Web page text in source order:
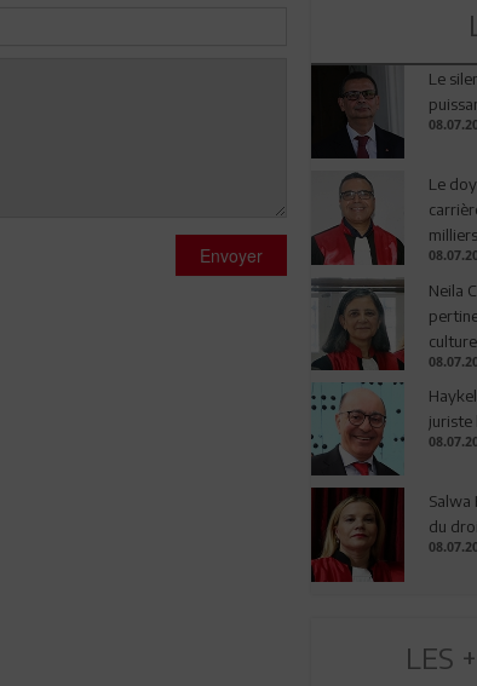
Envoyer
Le
Le
Neila
culture
juriste
Salwa
du
LES